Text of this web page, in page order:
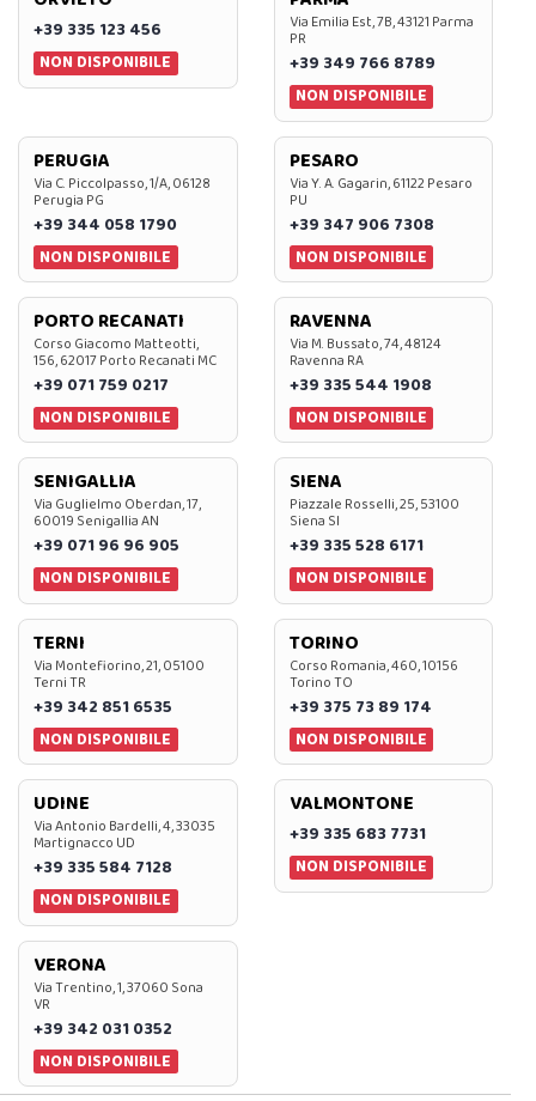
+39 335 123 456
NON DISPONIBILE
Via Emilia Est, 7B, 43121 Parma
PR
+39 349 766 8789
NON DISPONIBILE
PERUGIA
Via C. Piccolpasso, 1/A, 06128
Perugia PG
+39 344 058 1790
NON DISPONIBILE
PESARO
Via Y. A. Gagarin, 61122 Pesaro
PU
+39 347 906 7308
NON DISPONIBILE
PORTO RECANATI
Corso Giacomo Matteotti,
156, 62017 Porto Recanati MC
+39 071 759 0217
NON DISPONIBILE
RAVENNA
Via M. Bussato, 74, 48124
Ravenna RA
+39 335 544 1908
NON DISPONIBILE
SENIGALLIA
Via Guglielmo Oberdan, 17,
60019 Senigallia AN
+39 071 96 96 905
NON DISPONIBILE
SIENA
Piazzale Rosselli, 25, 53100
Siena SI
+39 335 528 6171
NON DISPONIBILE
TERNI
Via Montefiorino, 21, 05100
Terni TR
+39 342 851 6535
NON DISPONIBILE
TORINO
Corso Romania, 460, 10156
Torino TO
+39 375 73 89 174
NON DISPONIBILE
UDINE
Via Antonio Bardelli, 4, 33035
Martignacco UD
+39 335 584 7128
NON DISPONIBILE
VALMONTONE
+39 335 683 7731
NON DISPONIBILE
VERONA
Via Trentino, 1, 37060 Sona
VR
+39 342 031 0352
NON DISPONIBILE